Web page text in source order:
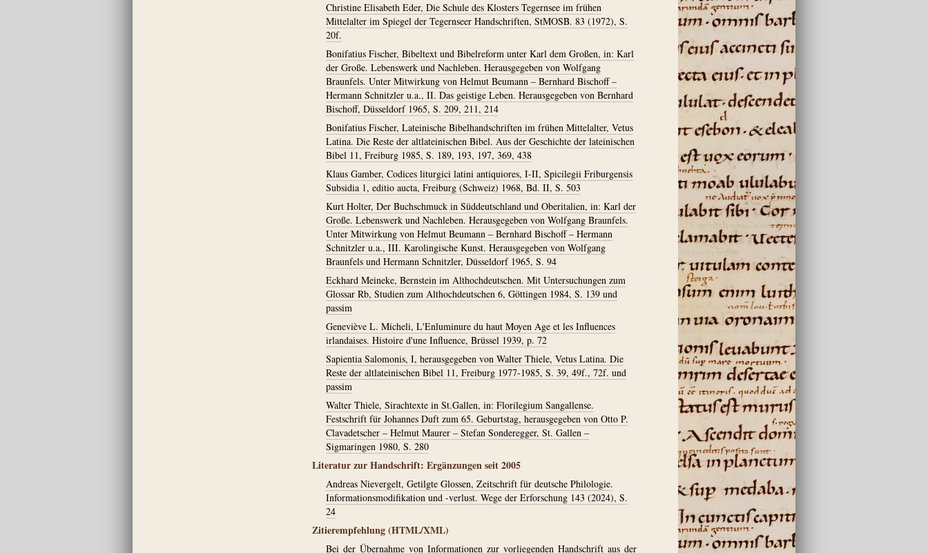
Christine Elisabeth Eder, Die Schule des Klosters Tegernsee im frühen
Mittelalter im Spiegel der Tegernseer Handschriften, StMOSB. 83 (1972), S.
20f.
Bonifatius Fischer, Bibeltext und Bibelreform unter Karl dem Großen, in: Karl
der Große. Lebenswerk und Nachleben. Herausgegeben von Wolfgang
Braunfels. Unter Mitwirkung von Helmut Beumann – Bernhard Bischoff –
Hermann Schnitzler u.a., II. Das geistige Leben. Herausgegeben von Bernhard
Bischoff, Düsseldorf 1965, S. 209, 211, 214
Bonifatius Fischer, Lateinische Bibelhandschriften im frühen Mittelalter, Vetus
Latina. Die Reste der altlateinischen Bibel. Aus der Geschichte der lateinischen
Bibel 11, Freiburg 1985, S. 189, 193, 197, 369, 438
Klaus Gamber, Codices liturgici latini antiquiores, I-II, Spicilegii Friburgensis
Subsidia 1, editio aucta, Freiburg (Schweiz) 1968, Bd. II, S. 503
Kurt Holter, Der Buchschmuck in Süddeutschland und Oberitalien, in: Karl der
Große. Lebenswerk und Nachleben. Herausgegeben von Wolfgang Braunfels.
Unter Mitwirkung von Helmut Beumann – Bernhard Bischoff – Hermann
Schnitzler u.a., III. Karolingische Kunst. Herausgegeben von Wolfgang
Braunfels und Hermann Schnitzler, Düsseldorf 1965, S. 94
Eckhard Meineke, Bernstein im Althochdeutschen. Mit Untersuchungen zum
Glossar Rb, Studien zum Althochdeutschen 6, Göttingen 1984, S. 139 und
passim
Geneviève L. Micheli, L'Enluminure du haut Moyen Age et les Influences
irlandaises. Histoire d'une Influence, Brüssel 1939, p. 72
Sapientia Salomonis, I, herausgegeben von Walter Thiele, Vetus Latina. Die
Reste der altlateinischen Bibel 11, Freiburg 1977-1985, S. 39, 49f., 72f. und
passim
Walter Thiele, Sirachtexte in St.Gallen, in: Florilegium Sangallense.
Festschrift für Johannes Duft zum 65. Geburtstag, herausgegeben von Otto P.
Clavadetscher – Helmut Maurer – Stefan Sonderegger, St. Gallen –
Sigmaringen 1980, S. 280
Literatur zur Handschrift: Ergänzungen seit 2005
Andreas Nievergelt, Getilgte Glossen, Zeitschrift für deutsche Philologie.
Informationsmodifikation und -verlust. Wege der Erforschung 143 (2024), S.
24
Zitierempfehlung (HTML/XML)
Bei der Übernahme von Informationen zur vorliegenden Handschrift aus der